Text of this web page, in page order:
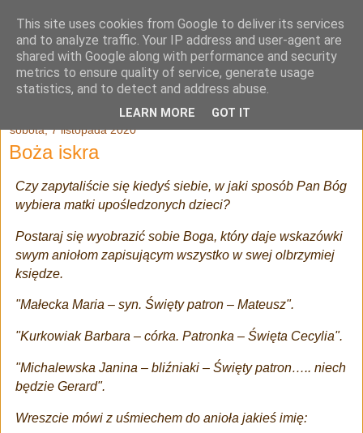
Julia Adamowska
sobota, 7 listopada 2020
Boża iskra
Czy zapytaliście się kiedyś siebie, w jaki sposób Pan Bóg
wybiera matki upośledzonych dzieci?
Postaraj się wyobrazić sobie Boga, który daje wskazówki
swym aniołom zapisującym wszystko w swej olbrzymiej
księdze.
"Małecka Maria – syn. Święty patron – Mateusz".
"Kurkowiak Barbara – córka. Patronka – Święta Cecylia".
"Michalewska Janina – bliźniaki – Święty patron….. niech
będzie Gerard".
Wreszcie mówi z uśmiechem do anioła jakieś imię:
This site uses cookies from Google to deliver its services
and to analyze traffic. Your IP address and user-agent are
shared with Google along with performance and security
metrics to ensure quality of service, generate usage
statistics, and to detect and address abuse.
LEARN MORE GOT IT